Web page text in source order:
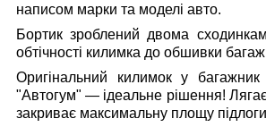
написом марки та моделі авто.
Бортик зроблений двома
обтічності килимка до обшивки
Оригінальний килимок у
"Автогум" — ідеальне рішення!
закриває максимальну площу